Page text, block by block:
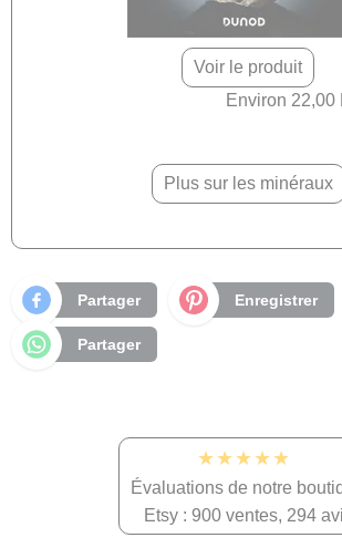
Voir le produit
Environ 22,00
Plus sur les minéraux
Partager Enregistrer
Partager
★★★★★
Évaluations de notre
Etsy : 900 ventes, 294